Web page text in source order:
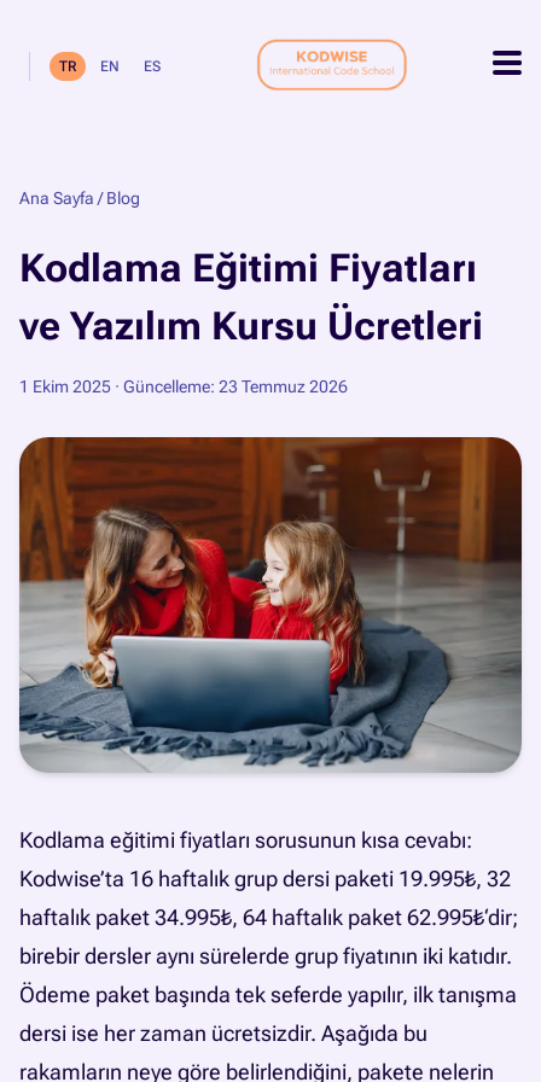
TR EN ES
Ana Sayfa /Blog
Kodlama Eğitimi Fiyatları
ve Yazılım Kursu Ücretleri
1 Ekim 2025 · Güncelleme: 23 Temmuz 2026
Kodlama eğitimi fiyatları sorusunun kısa cevabı:
Kodwise’ta 16 haftalık grup dersi paketi 19.995₺, 32
haftalık paket 34.995₺, 64 haftalık paket 62.995₺‘dir;
birebir dersler aynı sürelerde grup fiyatının iki katıdır.
Ödeme paket başında tek seferde yapılır, ilk tanışma
dersi ise her zaman ücretsizdir. Aşağıda bu
rakamların neye göre belirlendiğini, pakete nelerin